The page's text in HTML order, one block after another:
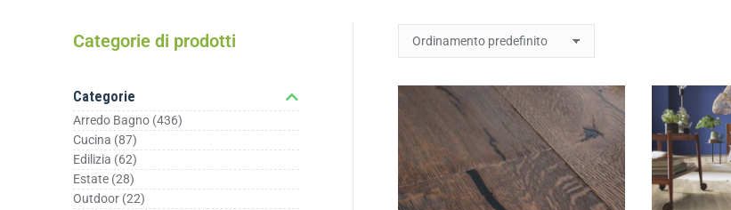
Categorie di prodotti
Categorie
Arredo Bagno (436)
Cucina (87)
Edilizia (62)
Estate (28)
Outdoor (22)